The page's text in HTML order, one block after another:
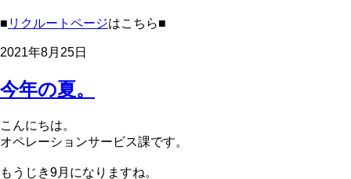
■ リクルートページはこちら■
2021年8月25日
今年の夏。
こんにちは。
オペレーションサービス課です。
もうじき9月になりますね。